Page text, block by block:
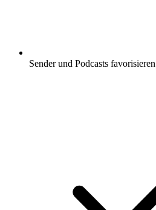
Sender und Podcasts favorisieren